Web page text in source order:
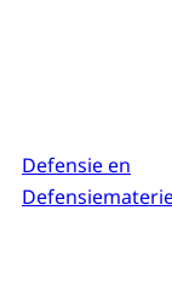
Defensie en